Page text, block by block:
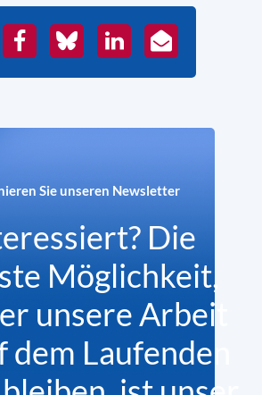
FacebookBlueskyLinkedIn
E-
Mail
Sie unseren Newsletter
Die
Möglichkeit,
unsere Arbeit
dem Laufenden